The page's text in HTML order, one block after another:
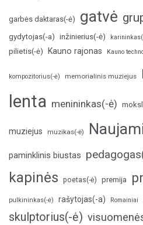
garbės daktaras(-ė) gatvė
gydytojas(-a) inžinierius(-ė)
pilietis(-ė)
Kauno rajonas Kauno
kompozitorius(-ė) memorialinis muziejus
lenta menininkas(-ė)
muziejus muzikas(-ė)
paminklinis biustas
kapinės poetas(-ė) premija
pulkininkas(-ė) rašytojas(-a) Romainiai
skulptorius(-ė)